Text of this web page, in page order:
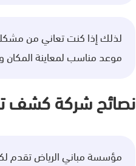
لذلك إذا كنت تعاني من
موعد مناسب لمعاينة
نصائح شركة كشف
مؤسسة مباني الرياض تقدم